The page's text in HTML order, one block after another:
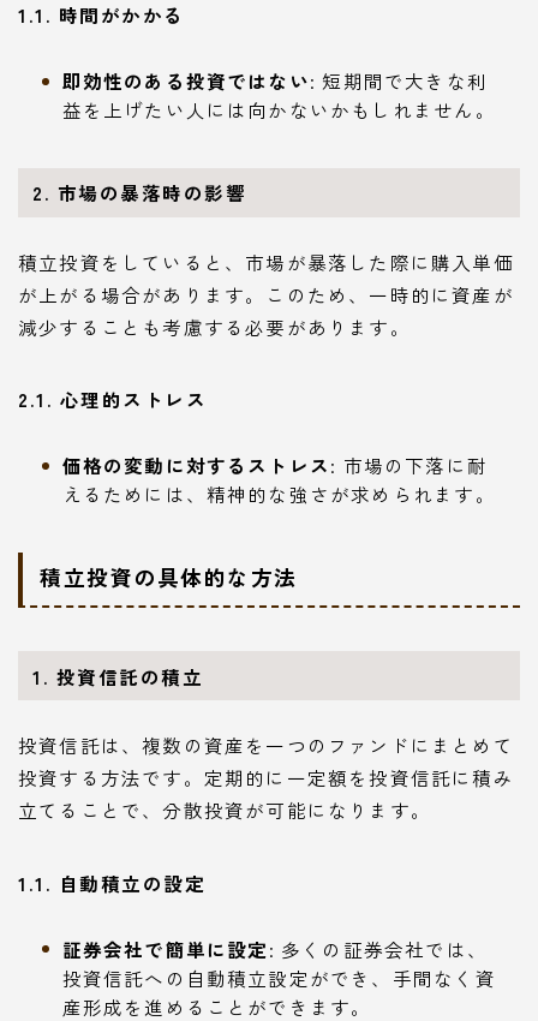
1.1. 時間がかかる
即効性のある投資ではない: 短期間で大きな利
益を上げたい人には向かないかもしれません。
2. 市場の暴落時の影響
積立投資をしていると、市場が暴落した際に購入単価
が上がる場合があります。このため、一時的に資産が
減少することも考慮する必要があります。
2.1. 心理的ストレス
価格の変動に対するストレス: 市場の下落に耐
えるためには、精神的な強さが求められます。
積立投資の具体的な方法
1. 投資信託の積立
投資信託は、複数の資産を一つのファンドにまとめて
投資する方法です。定期的に一定額を投資信託に積み
立てることで、分散投資が可能になります。
1.1. 自動積立の設定
証券会社で簡単に設定: 多くの証券会社では、
投資信託への自動積立設定ができ、手間なく資
産形成を進めることができます。